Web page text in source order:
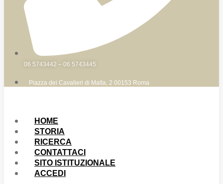
06 5743442 – 06 5743445
Piazza dei Cavalieri di Malta, 2 00153 Roma
HOME
STORIA
RICERCA
CONTATTACI
SITO ISTITUZIONALE
ACCEDI